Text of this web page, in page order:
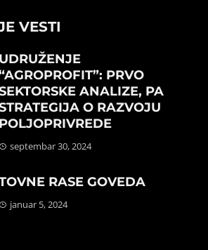
VESTI
UDRUŽENJE
PRVO
ANALIZE, PA
O RAZVOJU
POLJOPRIVREDE
septembar 30, 2024
RASE GOVEDA
januar 5, 2024